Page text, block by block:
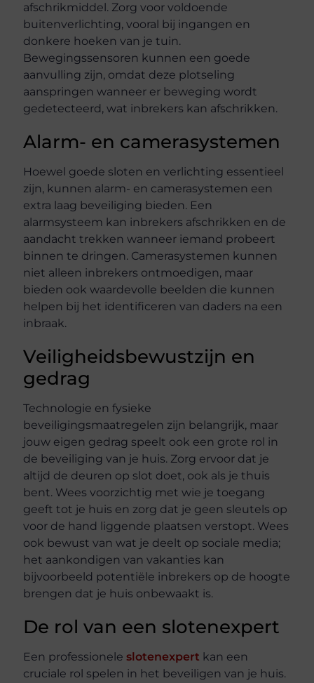
afschrikmiddel. Zorg voor voldoende
buitenverlichting, vooral bij ingangen en
donkere hoeken van je tuin.
Bewegingssensoren kunnen een goede
aanvulling zijn, omdat deze plotseling
aanspringen wanneer er beweging wordt
gedetecteerd, wat inbrekers kan afschrikken.
Alarm- en camerasystemen
Hoewel goede sloten en verlichting essentieel
zijn, kunnen alarm- en camerasystemen een
extra laag beveiliging bieden. Een
alarmsysteem kan inbrekers afschrikken en de
aandacht trekken wanneer iemand probeert
binnen te dringen. Camerasystemen kunnen
niet alleen inbrekers ontmoedigen, maar
bieden ook waardevolle beelden die kunnen
helpen bij het identificeren van daders na een
inbraak.
Veiligheidsbewustzijn en
gedrag
Technologie en fysieke
beveiligingsmaatregelen zijn belangrijk, maar
jouw eigen gedrag speelt ook een grote rol in
de beveiliging van je huis. Zorg ervoor dat je
altijd de deuren op slot doet, ook als je thuis
bent. Wees voorzichtig met wie je toegang
geeft tot je huis en zorg dat je geen sleutels op
voor de hand liggende plaatsen verstopt. Wees
ook bewust van wat je deelt op sociale media;
het aankondigen van vakanties kan
bijvoorbeeld potentiële inbrekers op de hoogte
brengen dat je huis onbewaakt is.
De rol van een slotenexpert
Een professioneleslotenexpert kan een
cruciale rol spelen in het beveiligen van je huis.